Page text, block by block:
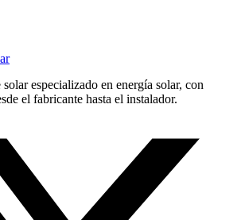
especializado en energía solar, con
el fabricante hasta el instalador.